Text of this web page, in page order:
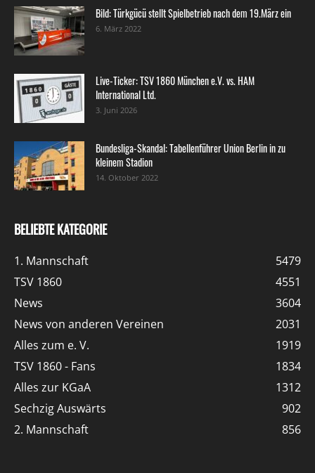
Bild: Türkgücü stellt Spielbetrieb nach dem 19.März ein
6. März 2022
Live-Ticker: TSV 1860 München e.V. vs. HAM
International Ltd.
3. Juni 2026
Bundesliga-Skandal: Tabellenführer Union Berlin in zu
kleinem Stadion
14. Oktober 2022
BELIEBTE KATEGORIE
1. Mannschaft
5479
TSV 1860
4551
News
3604
News von anderen Vereinen
2031
Alles zum e. V.
1919
TSV 1860 - Fans
1834
Alles zur KGaA
1312
Sechzig Auswärts
902
2. Mannschaft
856